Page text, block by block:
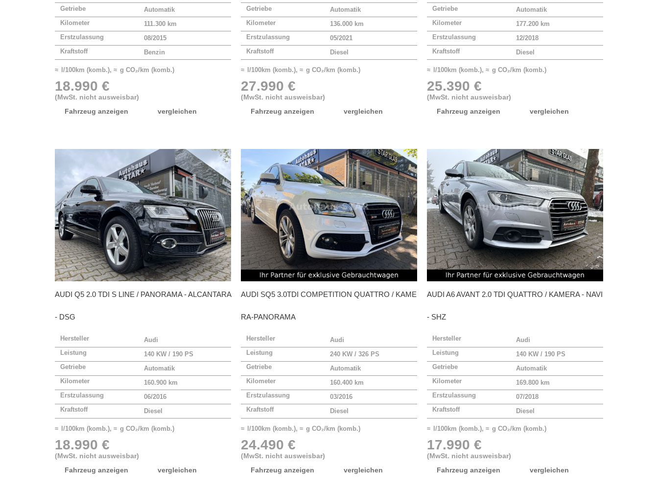
Getriebe
Automatik
Kilometer
111.300 km
Erstzulassung
08/2015
Kraftstoff
Benzin
≈ l/100km (komb.), ≈ g CO₂/km (komb.)
18.990 €
(MwSt. nicht ausweisbar)
Fahrzeug anzeigen
vergleichen
Getriebe
Automatik
Kilometer
136.000 km
Erstzulassung
05/2021
Kraftstoff
Diesel
≈ l/100km (komb.), ≈ g CO₂/km (komb.)
27.990 €
(MwSt. nicht ausweisbar)
Fahrzeug anzeigen
vergleichen
Getriebe
Automatik
Kilometer
177.200 km
Erstzulassung
12/2018
Kraftstoff
Diesel
≈ l/100km (komb.), ≈ g CO₂/km (komb.)
25.390 €
(MwSt. nicht ausweisbar)
Fahrzeug anzeigen
vergleichen
AUDI Q5 2.0 TDI S LINE / PANORAMA - ALCANTARA
- DSG
Hersteller
Audi
Leistung
140 KW / 190 PS
Getriebe
Automatik
Kilometer
160.900 km
Erstzulassung
06/2016
Kraftstoff
Diesel
≈ l/100km (komb.), ≈ g CO₂/km (komb.)
18.990 €
(MwSt. nicht ausweisbar)
Fahrzeug anzeigen
vergleichen
AUDI SQ5 3.0TDI COMPETITION QUATTRO / KAME
RA-PANORAMA
Hersteller
Audi
Leistung
240 KW / 326 PS
Getriebe
Automatik
Kilometer
160.400 km
Erstzulassung
03/2016
Kraftstoff
Diesel
≈ l/100km (komb.), ≈ g CO₂/km (komb.)
24.490 €
(MwSt. nicht ausweisbar)
Fahrzeug anzeigen
vergleichen
AUDI A6 AVANT 2.0 TDI QUATTRO / KAMERA - NAVI
- SHZ
Hersteller
Audi
Leistung
140 KW / 190 PS
Getriebe
Automatik
Kilometer
169.800 km
Erstzulassung
07/2018
Kraftstoff
Diesel
≈ l/100km (komb.), ≈ g CO₂/km (komb.)
17.990 €
(MwSt. nicht ausweisbar)
Fahrzeug anzeigen
vergleichen